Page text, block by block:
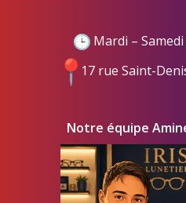
Mardi –
17 rue Saint-
Notre équipe